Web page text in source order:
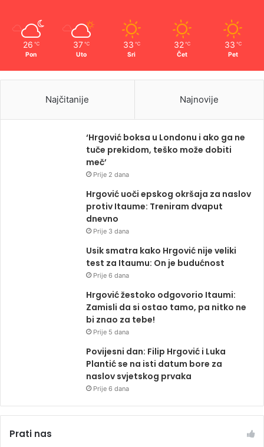
26 ℃
Pon
37 ℃
Uto
33 ℃
Sri
32 ℃
Čet
33 ℃
Pet
Najčitanije Najnovije
‘Hrgović boksa u Londonu i ako ga ne
tuče prekidom, teško može dobiti
meč’
Prije 2 dana
Hrgović uoči epskog okršaja za naslov
protiv Itaume: Treniram dvaput
dnevno
Prije 3 dana
Usik smatra kako Hrgović nije veliki
test za Itaumu: On je budućnost
Prije 6 dana
Hrgović žestoko odgovorio Itaumi:
Zamisli da si ostao tamo, pa nitko ne
bi znao za tebe!
Prije 5 dana
Povijesni dan: Filip Hrgović i Luka
Plantić se na isti datum bore za
naslov svjetskog prvaka
Prije 6 dana
Prati nas